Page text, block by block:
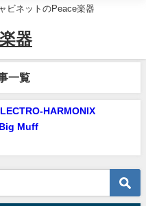
ビネットのPeace楽器
器
一覧
HARMONIX
Muff